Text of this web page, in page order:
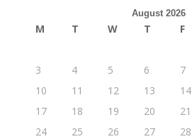
August 2026
M T W T F
3
4 5 6 7
10
11 12 13 14
17
18 19 20 21
24
25 26 27 28